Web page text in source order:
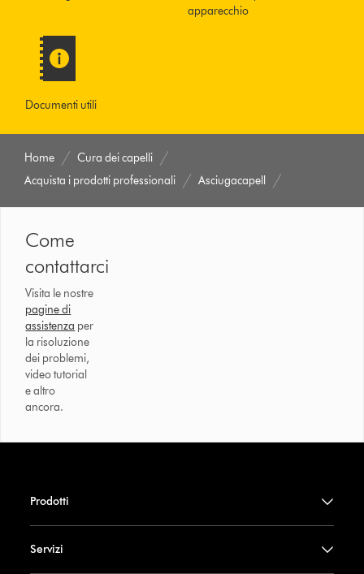
apparecchio
Documenti utili
Home
Cura dei capelli
Acquista i prodotti professionali
Asciugacapell
Come
contattarci
Visita le nostre
pagine di
assistenza per
la risoluzione
dei problemi,
video tutorial
e altro
ancora.
Prodotti
Servizi